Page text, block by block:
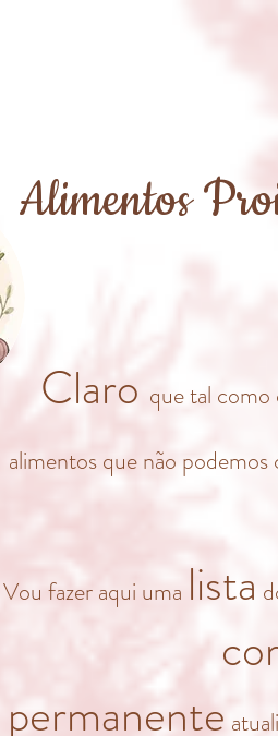
Alimentos
Claro que tal como
alimentos que não
Vou fazer aqui uma lista
permanente